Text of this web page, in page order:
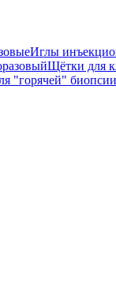
Иглы
Щётки для
"горячей"